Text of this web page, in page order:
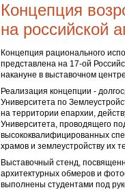
Концепция
на российской
Концепция рационального
представлена на 17-ой
накануне в выставочном
Реализация концепции -
Университета по
на территории епархии,
Университета, проводящего
высококвалифицированных
храмов и землеустройству их
Выставочный стенд,
архитектурных обмеров и
выполнены студентами под